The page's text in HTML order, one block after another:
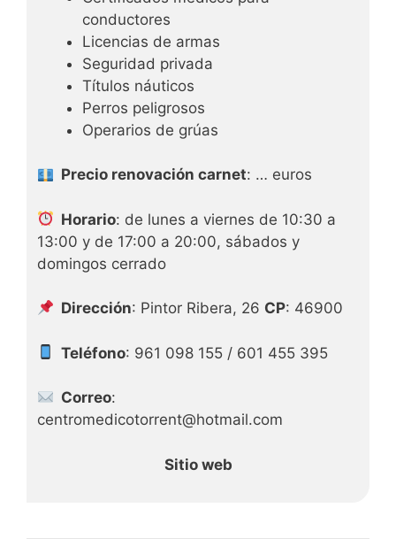
conductores
Licencias de armas
Seguridad privada
Títulos náuticos
Perros peligrosos
Operarios de grúas
Precio renovación carnet: … euros
Horario: de lunes a viernes de 10:30 a
13:00 y de 17:00 a 20:00, sábados y
domingos cerrado
Dirección: Pintor Ribera, 26 CP: 46900
Teléfono: 961 098 155 / 601 455 395
Correo:
centromedicotorrent@hotmail.com
Sitio web